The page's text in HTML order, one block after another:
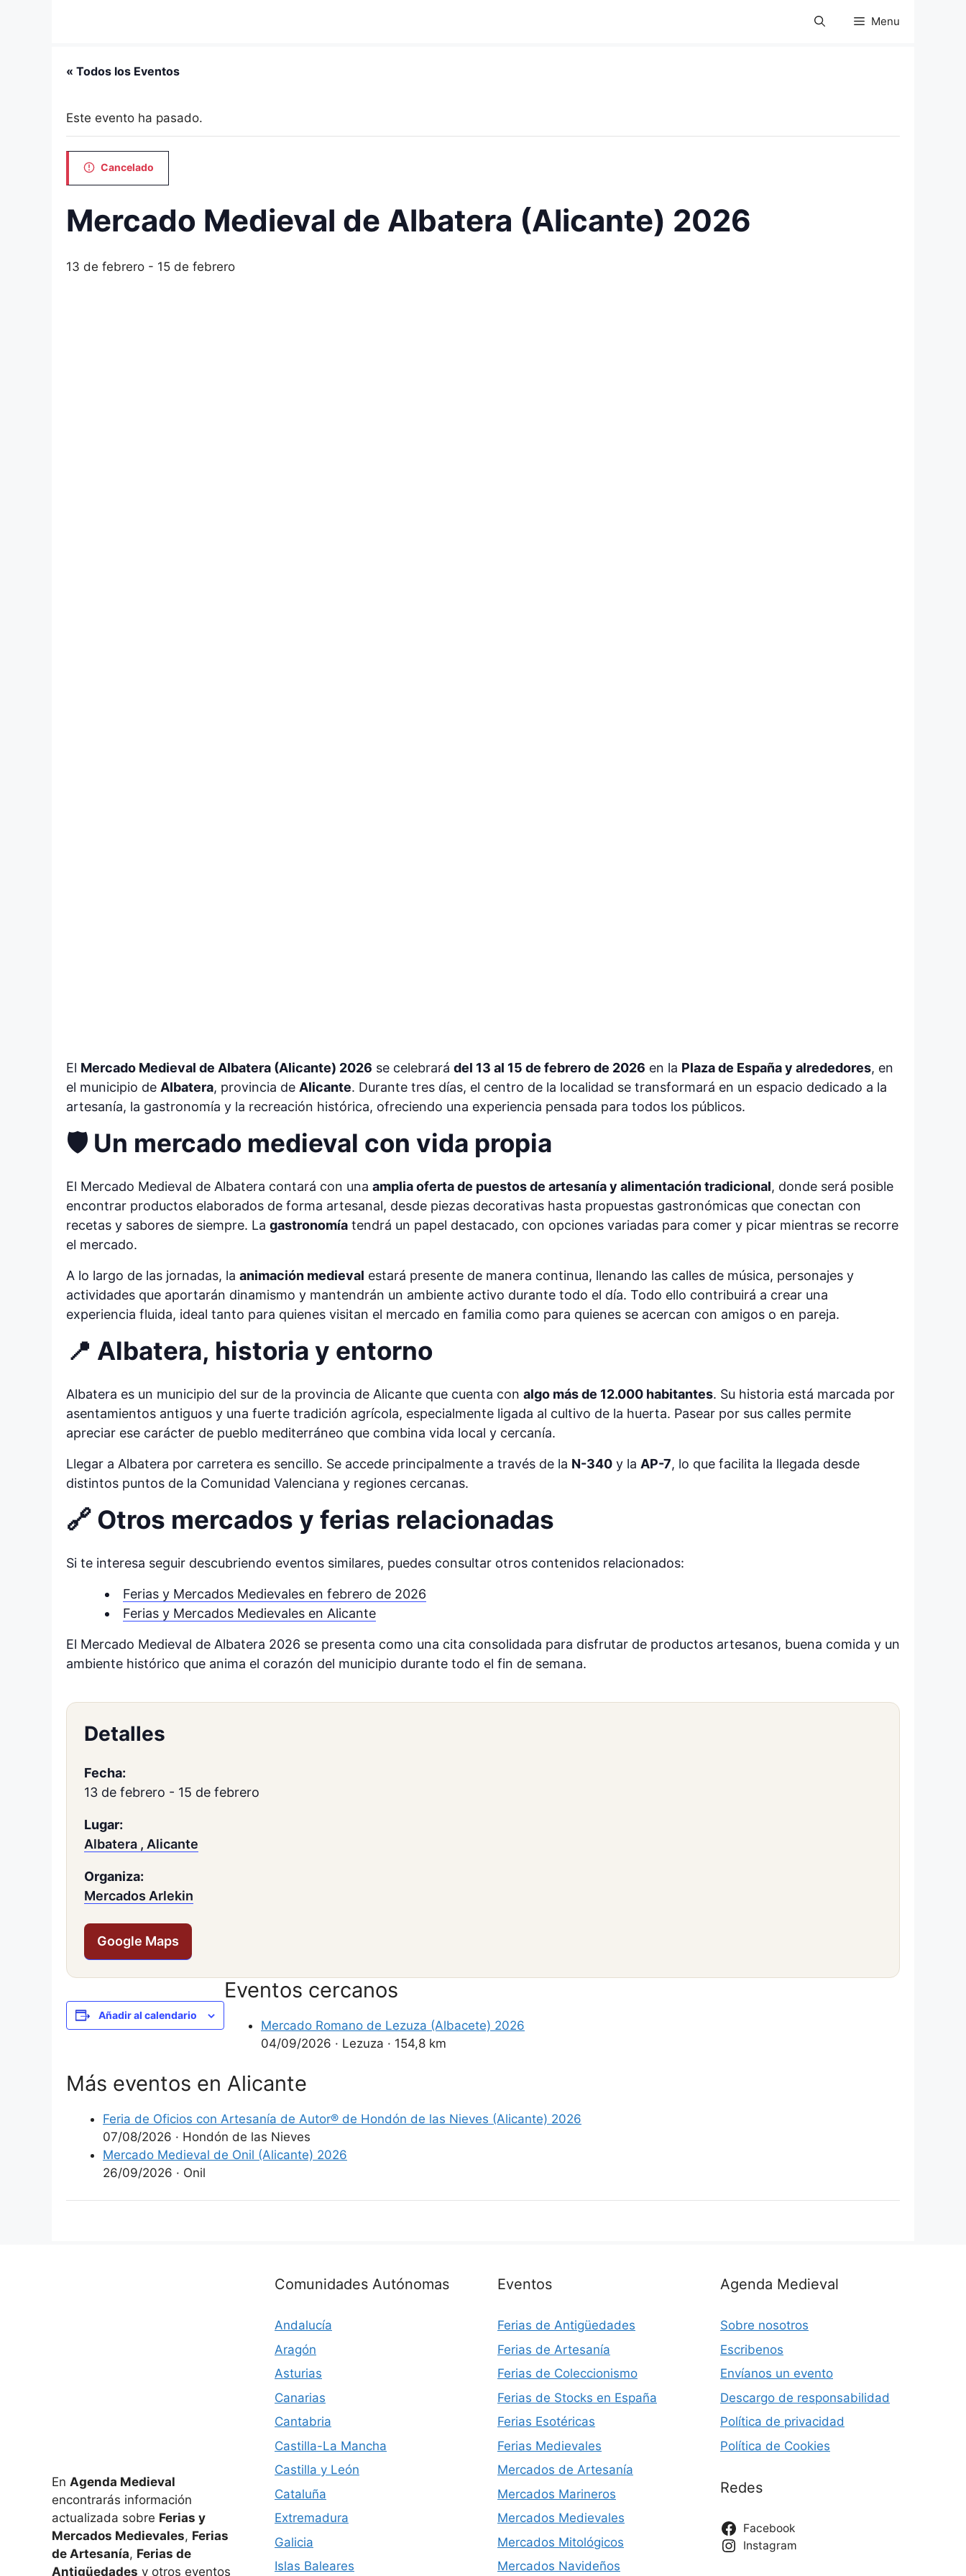
Menu
« Todos los Eventos
Este evento ha pasado.
Cancelado
Mercado Medieval de Albatera (Alicante) 2026
13 de febrero - 15 de febrero
El Mercado Medieval de Albatera (Alicante) 2026 se celebrará del 13 al 15 de febrero de 2026 en la Plaza de España y alrededores, en
el municipio de Albatera, provincia de Alicante. Durante tres días, el centro de la localidad se transformará en un espacio dedicado a la
artesanía, la gastronomía y la recreación histórica, ofreciendo una experiencia pensada para todos los públicos.
🛡️ Un mercado medieval con vida propia
El Mercado Medieval de Albatera contará con una amplia oferta de puestos de artesanía y alimentación tradicional, donde será posible
encontrar productos elaborados de forma artesanal, desde piezas decorativas hasta propuestas gastronómicas que conectan con
recetas y sabores de siempre. La gastronomía tendrá un papel destacado, con opciones variadas para comer y picar mientras se recorre
el mercado.
A lo largo de las jornadas, la animación medieval estará presente de manera continua, llenando las calles de música, personajes y
actividades que aportarán dinamismo y mantendrán un ambiente activo durante todo el día. Todo ello contribuirá a crear una
experiencia fluida, ideal tanto para quienes visitan el mercado en familia como para quienes se acercan con amigos o en pareja.
📍 Albatera, historia y entorno
Albatera es un municipio del sur de la provincia de Alicante que cuenta con algo más de 12.000 habitantes. Su historia está marcada por
asentamientos antiguos y una fuerte tradición agrícola, especialmente ligada al cultivo de la huerta. Pasear por sus calles permite
apreciar ese carácter de pueblo mediterráneo que combina vida local y cercanía.
Llegar a Albatera por carretera es sencillo. Se accede principalmente a través de la N-340 y la AP-7, lo que facilita la llegada desde
distintos puntos de la Comunidad Valenciana y regiones cercanas.
🔗 Otros mercados y ferias relacionadas
Si te interesa seguir descubriendo eventos similares, puedes consultar otros contenidos relacionados:
Ferias y Mercados Medievales en febrero de 2026
Ferias y Mercados Medievales en Alicante
El Mercado Medieval de Albatera 2026 se presenta como una cita consolidada para disfrutar de productos artesanos, buena comida y un
ambiente histórico que anima el corazón del municipio durante todo el fin de semana.
Detalles
Fecha:
13 de febrero - 15 de febrero
Lugar:
Albatera , Alicante
Organiza:
Mercados Arlekin
Google Maps
Añadir al calendario
Eventos cercanos
Mercado Romano de Lezuza (Albacete) 2026
04/09/2026 · Lezuza · 154,8 km
Más eventos en Alicante
Feria de Oficios con Artesanía de Autor® de Hondón de las Nieves (Alicante) 2026
07/08/2026 · Hondón de las Nieves
Mercado Medieval de Onil (Alicante) 2026
26/09/2026 · Onil
En Agenda Medieval
encontrarás información
actualizada sobre Ferias y
Mercados Medievales, Ferias
de Artesanía, Ferias de
Antigüedades y otros eventos
Comunidades Autónomas
Andalucía
Aragón
Asturias
Canarias
Cantabria
Castilla-La Mancha
Castilla y León
Cataluña
Extremadura
Galicia
Islas Baleares
Eventos
Ferias de Antigüedades
Ferias de Artesanía
Ferias de Coleccionismo
Ferias de Stocks en España
Ferias Esotéricas
Ferias Medievales
Mercados de Artesanía
Mercados Marineros
Mercados Medievales
Mercados Mitológicos
Mercados Navideños
Agenda Medieval
Sobre nosotros
Escribenos
Envíanos un evento
Descargo de responsabilidad
Política de privacidad
Política de Cookies
Redes
Facebook
Instagram